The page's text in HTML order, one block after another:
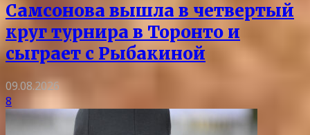
Самсонова вышла в четвертый
круг турнира в Торонто и
сыграет с Рыбакиной
09.08.2026
8